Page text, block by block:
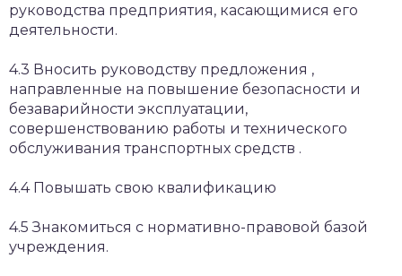
руководства предприятия, касающимися его
деятельности.
4.3 Вносить руководству предложения ,
направленные на повышение безопасности и
безаварийности эксплуатации,
совершенствованию работы и технического
обслуживания транспортных средств .
4.4 Повышать свою квалификацию
4.5 Знакомиться с нормативно-правовой базой
учреждения.